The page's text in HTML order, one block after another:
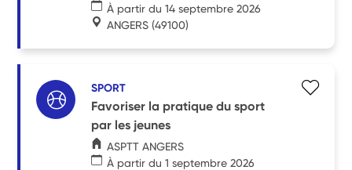
À partir du 14 septembre 2026
ANGERS (49100)
SPORT
Favoriser la pratique du sport
par les jeunes
ASPTT ANGERS
À partir du 1 septembre 2026